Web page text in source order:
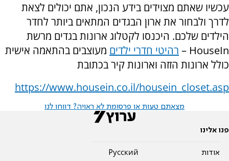
עכשיו שאתם מצוידים בידע הנכון, אתם יכולים לצאת
לדרך ולבחור את ארון הבגדים המתאים ביותר לחדר
הילדים שלכם. היכנסו לקטלוג ארונות בגדים מרשת
HouseIn
– רהיטי חדרי ילדים מעוצבים בהתאמה אישית
כולל ארונות הזזה וארונות קיר בכתובת
https://www.housein.co.il/housein_closet.asp
מצאתם טעות או פרסומת לא ראויה? דווחו לנו
פנו אלינו
אודות
Pусский